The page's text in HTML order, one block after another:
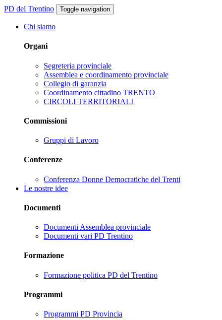
PD del Trentino Toggle navigation
Chi siamo
Organi
Segreteria provinciale
Assemblea e coordinamento provinciale
Collegio di garanzia
Coordinamento cittadino TRENTO
CIRCOLI TERRITORIALI
Commissioni
Gruppi di Lavoro
Conferenze
Conferenza Donne Democratiche del Trenti
Le nostre idee
Documenti
Documenti Assemblea provinciale
Documenti vari PD Trentino
Formazione
Formazione politica PD del Trentino
Programmi
Programmi PD Provincia